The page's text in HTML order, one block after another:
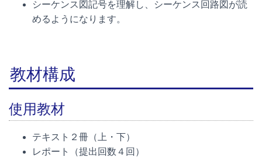
シーケンス図記号を理解し、シーケンス回路図が読
めるようになります。
教材構成
使用教材
テキスト２冊（上・下）
レポート（提出回数４回）